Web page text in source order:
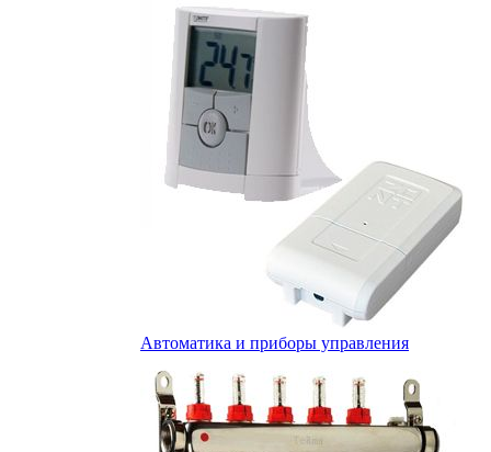
Автоматика и приборы управления